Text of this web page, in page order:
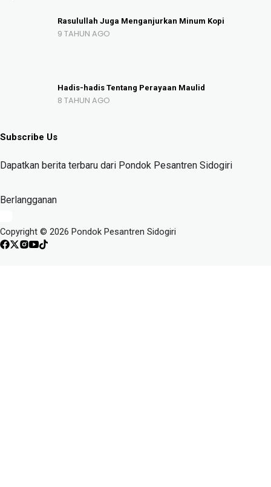
Rasulullah Juga Menganjurkan Minum Kopi
9 TAHUN AGO
Hadis-hadis Tentang Perayaan Maulid
8 TAHUN AGO
Subscribe Us
Dapatkan berita terbaru dari Pondok Pesantren Sidogiri
Berlangganan
Copyright © 2026 Pondok Pesantren Sidogiri